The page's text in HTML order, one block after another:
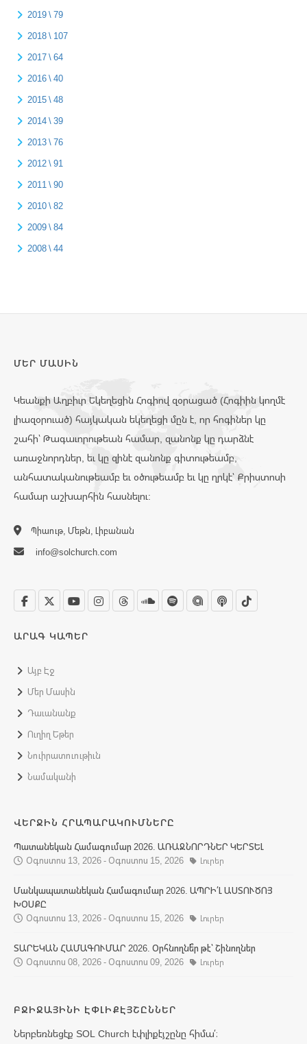
2019 \ 79
2018 \ 107
2017 \ 64
2016 \ 40
2015 \ 48
2014 \ 39
2013 \ 76
2012 \ 91
2011 \ 90
2010 \ 82
2009 \ 84
2008 \ 44
ՄԵՐ ՄԱՍԻՆ
Կեանքի Աղբիւր Եկեղեցին Հոգիով զօրացած (Հոգիին կողմէ
լիազօրուած) հայկական եկեղեցի մըն է, որ հոգիներ կը
շահի՝ Թագաւորութեան համար, զանոնք կը դարձնէ
առաջնորդներ, եւ կը զինէ զանոնք գիտութեամբ,
անհատականութեամբ եւ օծութեամբ եւ կը ղրկէ՝ Քրիստոսի
համար աշխարհին հասնելու:
Պիաութ, Մեթն, Լիբանան
info@solchurch.com
ԱՐԱԳ ԿԱՊԵՐ
Այբ Էջ
Մեր Մասին
Դաւանանք
Ուղիղ Եթեր
Նուիրատուութիւն
Նամականի
ՎԵՐՋԻՆ ՀՐԱՊԱՐԱԿՈՒՄՆԵՐԸ
Պատանեկան Համագումար 2026. ԱՌԱՋՆՈՐԴՆԵՐ ԿԵՐՏԵԼ
Օգոստոս 13, 2026 - Օգոստոս 15, 2026
Լուրեր
Մանկապատանեկան Համագումար 2026. ԱՊՐԻ՛Լ ԱՍՏՈՒԾՈՅ
ԽՕՍՔԸ
Օգոստոս 13, 2026 - Օգոստոս 15, 2026
Լուրեր
ՏԱՐԵԿԱՆ ՀԱՄԱԳՈՒՄԱՐ 2026. Օրհնողնե՞ր թէ՝ Շինողներ
Օգոստոս 08, 2026 - Օգոստոս 09, 2026
Լուրեր
ԲՋԻՋԱՅԻՆԻ ԷՓԼԻՔԷՅՇԸՆՆԵՐ
Ներբեռնեցէք SOL Church էփլիքէյշընը հիմա՛։